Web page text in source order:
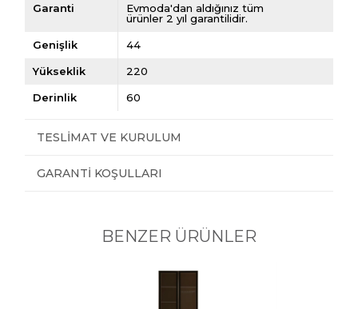
Garanti
Evmoda'dan aldığınız tüm
ürünler 2 yıl garantilidir.
Genişlik 44
Yükseklik 220
Derinlik 60
TESLIMAT VE KURULUM
GARANTI KOŞULLARI
BENZER ÜRÜNLER